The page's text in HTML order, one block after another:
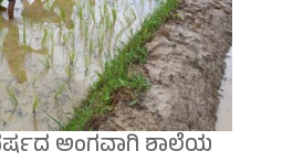
ಅಂಗವಾಗಿ ಶಾಲೆಯ